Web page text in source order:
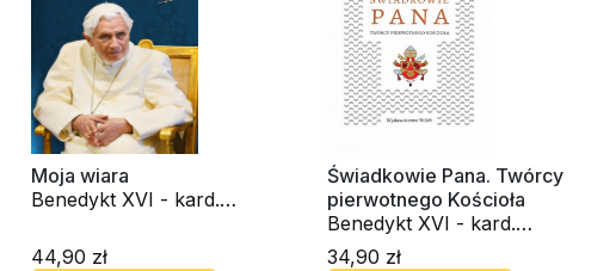
Moja wiara
Benedykt XVI - kard.
44,90 zł
Świadkowie Pana. Twórcy
pierwotnego Kościoła
Benedykt XVI - kard.
Joseph Ratzinger
34,90 zł